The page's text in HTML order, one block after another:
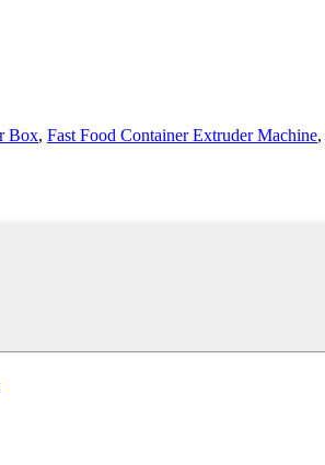
Box, Fast Food Container Extruder Machine,